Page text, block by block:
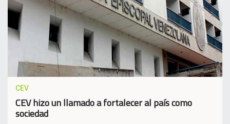
CEV
CEV hizo un llamado a fortalecer al país como
sociedad